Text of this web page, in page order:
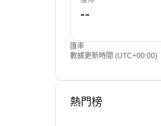
匯率
數據更新時間 (UTC+00:00)
熱門榜